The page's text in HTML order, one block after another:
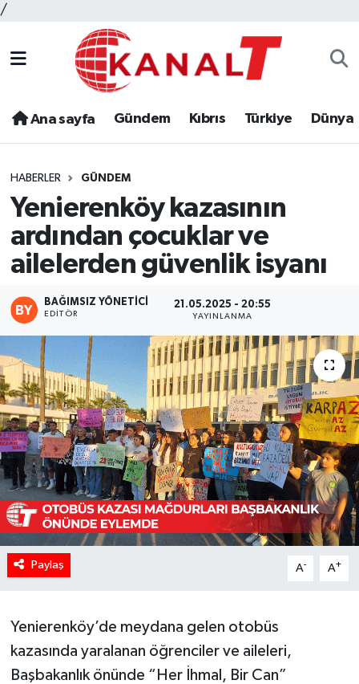
/
Ana sayfa Gündem Kıbrıs Türkiye Dünya
HABERLER GÜNDEM
Yenierenköy kazasının
ardından çocuklar ve
ailelerden güvenlik isyanı
BAĞIMSIZ YÖNETICI
EDITÖR
21.05.2025 - 20:55
YAYINLANMA
Paylaş A- A+
Yenierenköy’de meydana gelen otobüs
kazasında yaralanan öğrenciler ve aileleri,
Başbakanlık önünde “Her İhmal, Bir Can”